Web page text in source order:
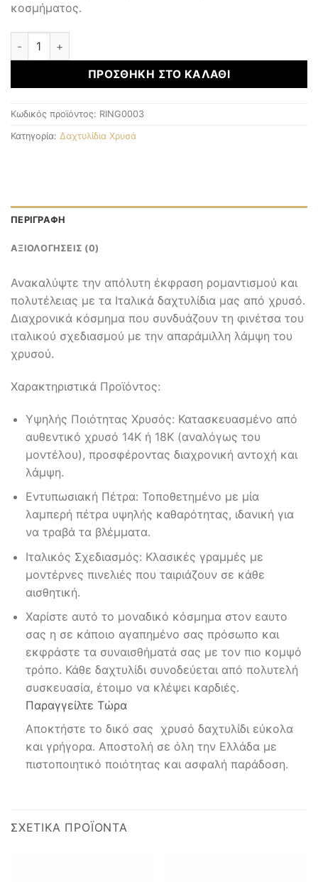
κοσμήματος.
Δαχτυλίδι Χρυσό Κ14 ποσότητα
ΠΡΟΣΘΉΚΗ ΣΤΟ ΚΑΛΆΘΙ
Κωδικός προϊόντος: RING0003
Κατηγορία: Δαχτυλίδια Χρυσά
ΠΕΡΙΓΡΑΦΉ
ΑΞΙΟΛΟΓΉΣΕΙΣ (0)
Ανακαλύψτε την απόλυτη έκφραση ρομαντισμού και
πολυτέλειας με τα Ιταλικά δαχτυλίδια μας από χρυσό.
Διαχρονικά κόσμημα που συνδυάζουν τη φινέτσα του
ιταλικού σχεδιασμού με την απαράμιλλη λάμψη του
χρυσού.
Χαρακτηριστικά Προϊόντος:
Υψηλής Ποιότητας Χρυσός: Κατασκευασμένο από
αυθεντικό χρυσό 14Κ ή 18Κ (αναλόγως του
μοντέλου), προσφέροντας διαχρονική αντοχή και
λάμψη.
Εντυπωσιακή Πέτρα: Τοποθετημένο με μία
λαμπερή πέτρα υψηλής καθαρότητας, ιδανική για
να τραβά τα βλέμματα.
Ιταλικός Σχεδιασμός: Κλασικές γραμμές με
μοντέρνες πινελιές που ταιριάζουν σε κάθε
αισθητική.
Χαρίστε αυτό το μοναδικό κόσμημα στον εαυτο
σας η σε κάποιο αγαπημένο σας πρόσωπο και
εκφράστε τα συναισθήματά σας με τον πιο κομψό
τρόπο. Κάθε δαχτυλίδι συνοδεύεται από πολυτελή
συσκευασία, έτοιμο να κλέψει καρδιές.
Παραγγείλτε Τώρα
Αποκτήστε το δικό σας χρυσό δαχτυλίδι εύκολα
και γρήγορα. Αποστολή σε όλη την Ελλάδα με
πιστοποιητικό ποιότητας και ασφαλή παράδοση.
ΣΧΕΤΙΚΆ ΠΡΟΪΌΝΤΑ